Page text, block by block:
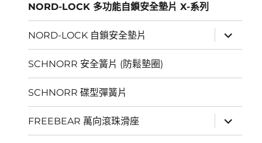
NORD-LOCK 多功能自鎖安全墊片 X-系列
NORD-LOCK 自鎖安全墊片
開
子
SCHNORR 安全簧片 (防鬆墊圈)
SCHNORR 碟型彈簧片
FREEBEAR 萬向滾珠滑座
開
子